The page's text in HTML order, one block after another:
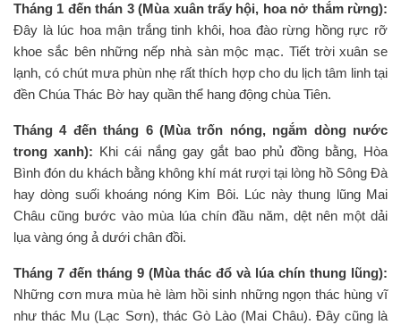
Tháng 1 đến thán 3 (Mùa xuân trẩy hội, hoa nở thắm rừng):
Đây là lúc hoa mận trắng tinh khôi, hoa đào rừng hồng rực rỡ
khoe sắc bên những nếp nhà sàn mộc mạc. Tiết trời xuân se
lạnh, có chút mưa phùn nhẹ rất thích hợp cho du lịch tâm linh tại
đền Chúa Thác Bờ hay quần thể hang động chùa Tiên.
Tháng 4 đến tháng 6 (Mùa trốn nóng, ngắm dòng nước
trong xanh): Khi cái nắng gay gắt bao phủ đồng bằng, Hòa
Bình đón du khách bằng không khí mát rượi tại lòng hồ Sông Đà
hay dòng suối khoáng nóng Kim Bôi. Lúc này thung lũng Mai
Châu cũng bước vào mùa lúa chín đầu năm, dệt nên một dải
lụa vàng óng ả dưới chân đồi.
Tháng 7 đến tháng 9 (Mùa thác đổ và lúa chín thung lũng):
Những cơn mưa mùa hè làm hồi sinh những ngọn thác hùng vĩ
như thác Mu (Lạc Sơn), thác Gò Lào (Mai Châu). Đây cũng là